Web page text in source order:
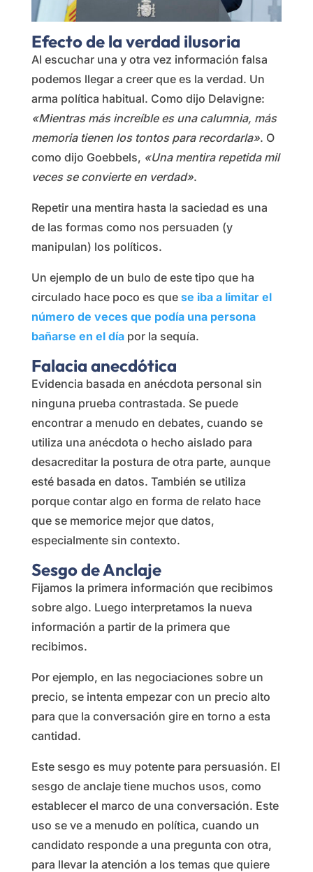
Efecto de la verdad ilusoria
Al escuchar una y otra vez información falsa
podemos llegar a creer que es la verdad. Un
arma política habitual. Como dijo Delavigne:
«Mientras más increíble es una calumnia, más
memoria tienen los tontos para recordarla». O
como dijo Goebbels, «Una mentira repetida mil
veces se convierte en verdad».
Repetir una mentira hasta la saciedad es una
de las formas como nos persuaden (y
manipulan) los políticos.
Un ejemplo de un bulo de este tipo que ha
circulado hace poco es que se iba a limitar el
número de veces que podía una persona
bañarse en el día por la sequía.
Falacia anecdótica
Evidencia basada en anécdota personal sin
ninguna prueba contrastada. Se puede
encontrar a menudo en debates, cuando se
utiliza una anécdota o hecho aislado para
desacreditar la postura de otra parte, aunque
esté basada en datos. También se utiliza
porque contar algo en forma de relato hace
que se memorice mejor que datos,
especialmente sin contexto.
Sesgo de Anclaje
Fijamos la primera información que recibimos
sobre algo. Luego interpretamos la nueva
información a partir de la primera que
recibimos.
Por ejemplo, en las negociaciones sobre un
precio, se intenta empezar con un precio alto
para que la conversación gire en torno a esta
cantidad.
Este sesgo es muy potente para persuasión. El
sesgo de anclaje tiene muchos usos, como
establecer el marco de una conversación. Este
uso se ve a menudo en política, cuando un
candidato responde a una pregunta con otra,
para llevar la atención a los temas que quiere